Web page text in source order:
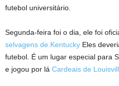
futebol universitário.
Segunda-feira foi o dia, ele foi
selvagens de Kentucky Eles
futebol. É um lugar especial para
e jogou por lá Cardeais de